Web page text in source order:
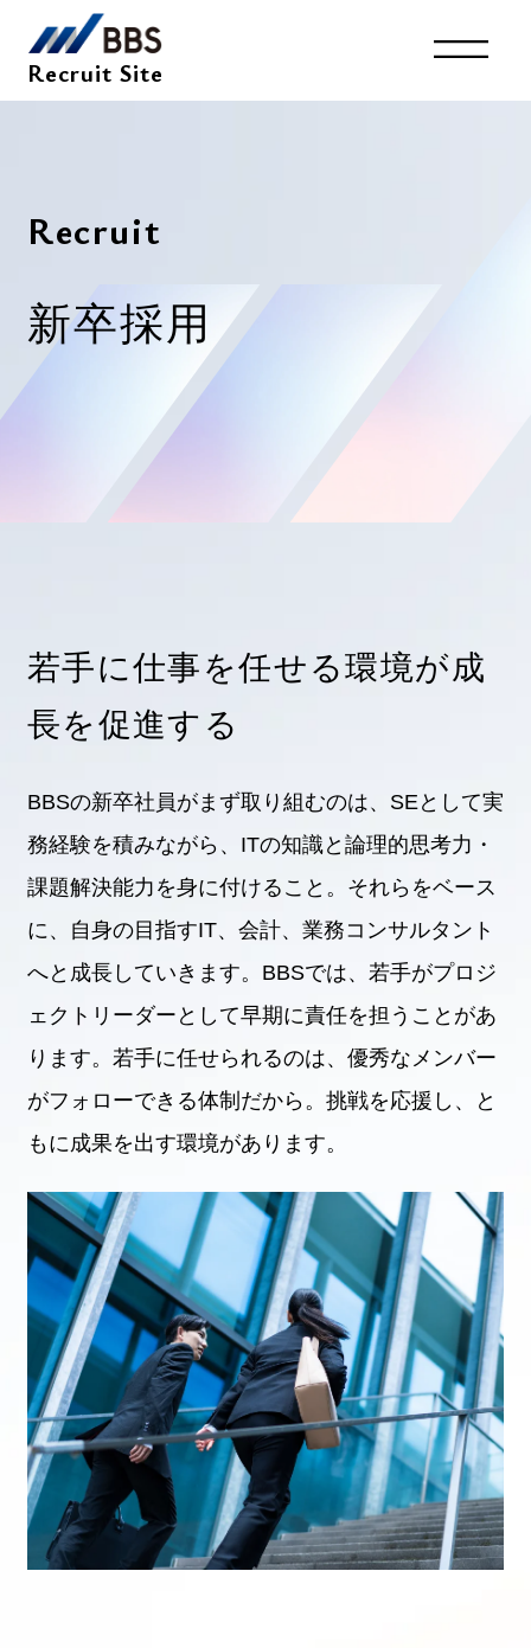
Recruit Site
インタビュー
Company
会社を知る
Recruit
Entry
新卒採用2027年卒
インターンシップ
Recruit
新卒採用
若手に仕事を任せる環境が成
長を促進する
BBSの新卒社員がまず取り組むのは、SEとして実
務経験を積みながら、ITの知識と論理的思考力・
課題解決能力を身に付けること。それらをベース
に、自身の目指すIT、会計、業務コンサルタント
へと成長していきます。BBSでは、若手がプロジ
ェクトリーダーとして早期に責任を担うことがあ
ります。若手に任せられるのは、優秀なメンバー
がフォローできる体制だから。挑戦を応援し、と
もに成果を出す環境があります。